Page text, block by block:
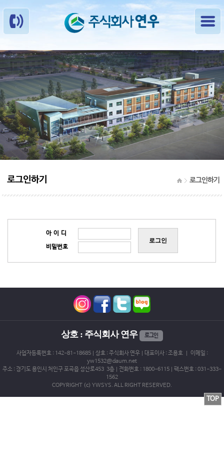
로그인하기 로그인하기
아 이 디
로그인
비밀번호
상호 : 주식회사 연우 로그인
사업자등록번호 : 142-81-18685 | 상호 : 주식회사 연우 | 대표이사 : 조용호 | 이메일 :
yw1532@daum.net
주소 : 경기도 용인시 처인구 포곡읍 성산로453 3층 | 전화번호 : 1800-6115 | 팩스번호 : 031-333-
1562
COPYRIGHT (c) YWSYS. ALL RIGHT RESERVED.
TOP